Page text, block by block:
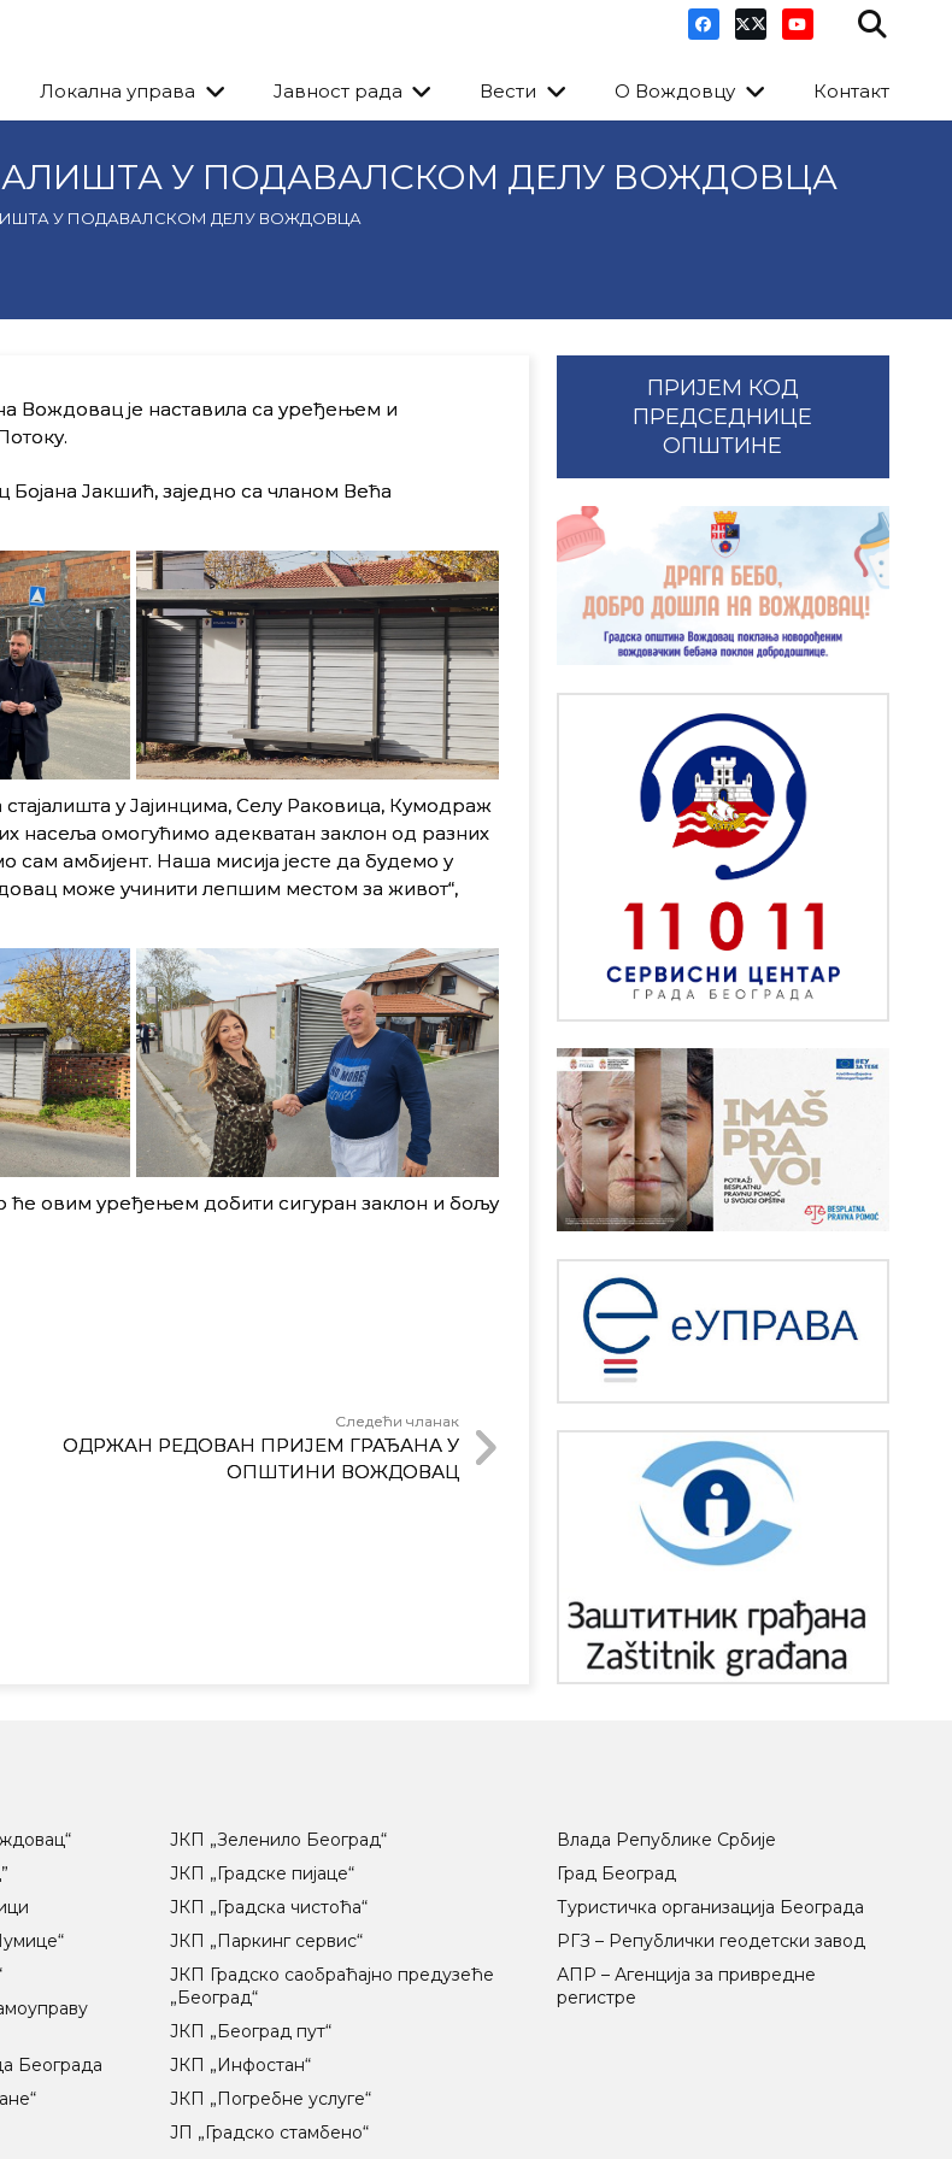
Локална управа Јавност рада Вести О Вождовцу Контакт
У ПОДАВАЛСКОМ ДЕЛУ ВОЖДОВЦА
У ПОДАВАЛСКОМ ДЕЛУ ВОЖДОВЦА
Вождовац је наставила са уређењем и
Јакшић, заједно са чланом Већа
у Јајинцима, Селу Раковица, Кумодраж
насеља омогућимо адекватан заклон од разних
сам амбијент. Наша мисија јесте да будемо у
може учинити лепшим местом за живот“,
ће овим уређењем добити сигуран заклон и бољу
Следећи чланак
ОДРЖАН РЕДОВАН ПРИЈЕМ ГРАЂАНА У
ОПШТИНИ ВОЖДОВАЦ
ПРИЈЕМ КОД
ПРЕДСЕДНИЦЕ
ОПШТИНЕ
Београда
ЈКП „Зеленило Београд“
ЈКП „Градске пијаце“
ЈКП „Градска чистоћа“
ЈКП „Паркинг сервис“
ЈКП Градско саобраћајно предузеће
„Београд“
ЈКП „Београд пут“
ЈКП „Инфостан“
ЈКП „Погребне услуге“
ЈП „Градско стамбено“
Влада Републике Србије
Град Београд
Туристичка организација Београда
РГЗ – Републички геодетски завод
АПР – Агенција за привредне
регистре